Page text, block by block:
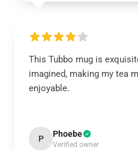
This Tubbo mug is
imagined, making my tea
enjoyable.
P Phoebe
Verified owner